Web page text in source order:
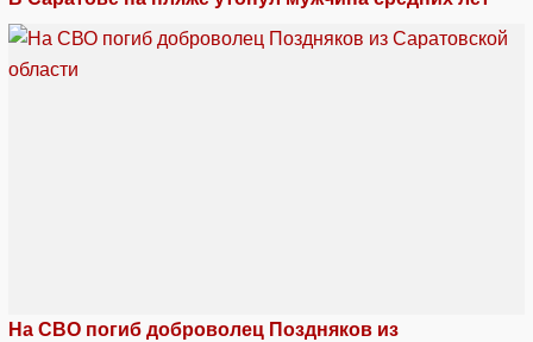
На СВО погиб доброволец Поздняков из